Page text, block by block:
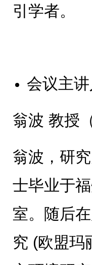
引学者。
会议主
翁波 教授
翁波，研
士毕业于
室。随后
究 (欧盟玛